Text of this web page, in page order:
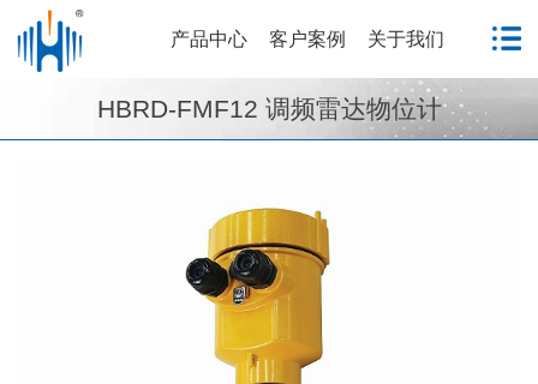
产品中心 客户案例 关于我们
HBRD-FMF12 调频雷达物位计